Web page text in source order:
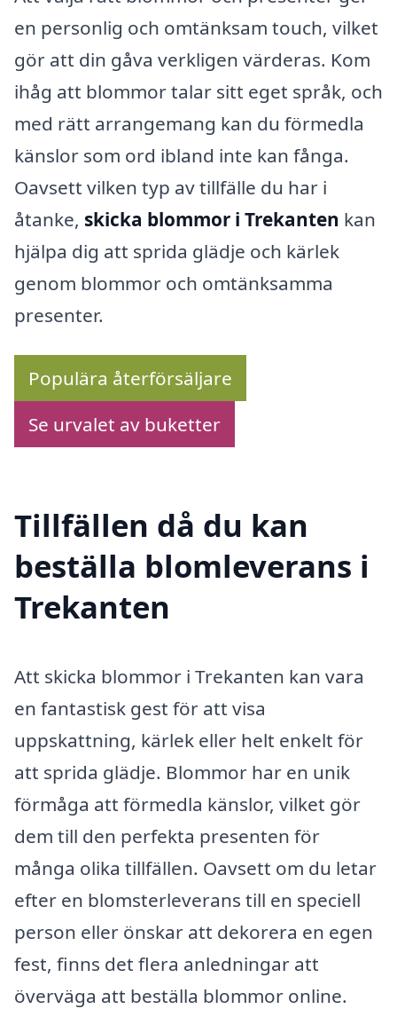
en personlig och omtänksam touch, vilket
gör att din gåva verkligen värderas. Kom
ihåg att blommor talar sitt eget språk, och
med rätt arrangemang kan du förmedla
känslor som ord ibland inte kan fånga.
Oavsett vilken typ av tillfälle du har i
åtanke, skicka blommor i Trekanten kan
hjälpa dig att sprida glädje och kärlek
genom blommor och omtänksamma
presenter.
Populära återförsäljare
Se urvalet av buketter
Tillfällen då du kan
beställa blomleverans i
Trekanten
Att skicka blommor i Trekanten kan vara
en fantastisk gest för att visa
uppskattning, kärlek eller helt enkelt för
att sprida glädje. Blommor har en unik
förmåga att förmedla känslor, vilket gör
dem till den perfekta presenten för
många olika tillfällen. Oavsett om du letar
efter en blomsterleverans till en speciell
person eller önskar att dekorera en egen
fest, finns det flera anledningar att
överväga att beställa blommor online.